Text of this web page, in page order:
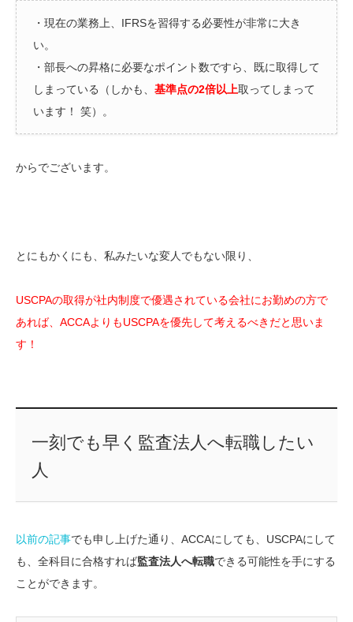
・現在の業務上、IFRSを習得する必要性が非常に大き
い。
・部長への昇格に必要なポイント数ですら、既に取得して
しまっている（しかも、 基準点の2倍以上取ってしまって
います！ 笑）。
からでございます。
とにもかくにも、私みたいな変人でもない限り、
USCPAの取得が社内制度で優遇されている会社にお勤めの方で
あれば、ACCAよりもUSCPAを優先して考えるべきだと思いま
す！
一刻でも早く監査法人へ転職したい
人
以前の記事でも申し上げた通り、ACCAにしても、USCPAにして
も、全科目に合格すれば監査法人へ転職できる可能性を手にする
ことができます。